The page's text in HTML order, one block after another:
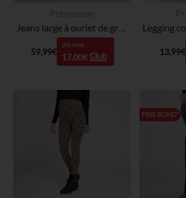
59,99€
29,99€
17,00€
13,99€
PRIX ROND*